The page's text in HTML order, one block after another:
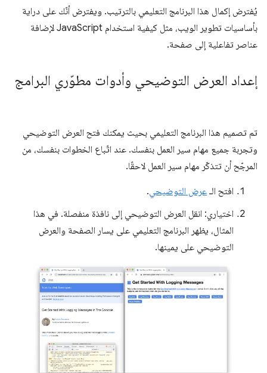
يُفترض إكمال هذا البرنامج التعليمي بالترتيب. ويفترض أنّك على دراية
بأساسيات تطوير الويب، مثل كيفية استخدام JavaScript لإضافة
عناصر تفاعلية إلى صفحة.
إعداد العرض التوضيحي وأدوات مطوّري البرامج
تم تصميم هذا البرنامج التعليمي بحيث يمكنك فتح العرض التوضيحي
وتجربة جميع مهام سير العمل بنفسك. عند اتّباع الخطوات بنفسك، من
المرجّح أن تتذكّر مهام سير العمل لاحقًا.
افتح الـ عرض التوضيحي.
اختياري: انقل العرض التوضيحي إلى نافذة منفصلة. في هذا
المثال، يظهر البرنامج التعليمي على يسار الصفحة والعرض
التوضيحي على يمينها.